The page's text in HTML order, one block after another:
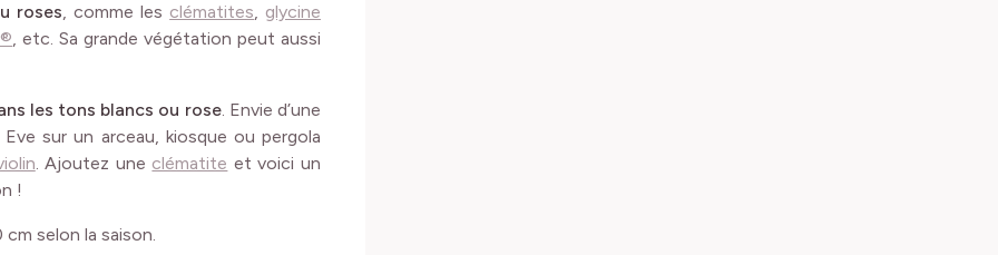
, etc. Sa grande végétation peut aussi
sur un arceau, kiosque ou pergola
. Ajoutez uneclématite et voici un
!